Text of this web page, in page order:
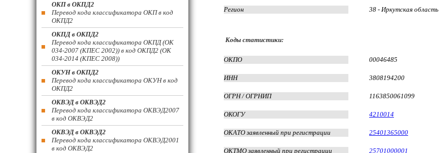
Регион 38 - Иркутская область
Коды статистики:
ОКПО 00046485
ИНН 3808194200
ОГРН / ОГРНИП 1163850061099
ОКОГУ 4210014
ОКАТО заявленный при регистрации 25401365000
ОКТМО заявленный при регистрации 25701000001
ОКП в ОКПД2
Перевод кода классификатора ОКП в код
ОКПД2
ОКПД в ОКПД2
Перевод кода классификатора ОКПД (ОК
034-2007 (КПЕС 2002)) в код ОКПД2 (ОК
034-2014 (КПЕС 2008))
ОКУН в ОКПД2
Перевод кода классификатора ОКУН в код
ОКПД2
ОКВЭД в ОКВЭД2
Перевод кода классификатора ОКВЭД2007
в код ОКВЭД2
ОКВЭД в ОКВЭД2
Перевод кода классификатора ОКВЭД2001
в код ОКВЭД2